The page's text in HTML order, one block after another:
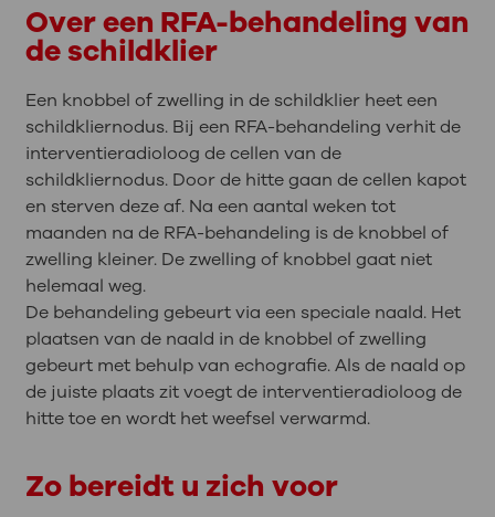
Over een RFA-behandeling van
de schildklier
Een knobbel of zwelling in de schildklier heet een
schildkliernodus. Bij een RFA-behandeling verhit de
interventieradioloog de cellen van de
schildkliernodus. Door de hitte gaan de cellen kapot
en sterven deze af. Na een aantal weken tot
maanden na de RFA-behandeling is de knobbel of
zwelling kleiner. De zwelling of knobbel gaat niet
helemaal weg.
De behandeling gebeurt via een speciale naald. Het
plaatsen van de naald in de knobbel of zwelling
gebeurt met behulp van echografie. Als de naald op
de juiste plaats zit voegt de interventieradioloog de
hitte toe en wordt het weefsel verwarmd.
Zo bereidt u zich voor